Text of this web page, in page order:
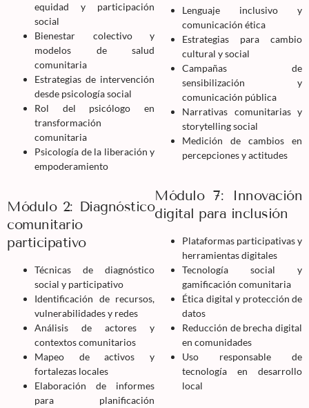
equidad y participación
social
Bienestar colectivo y
modelos de salud
comunitaria
Estrategias de intervención
desde psicología social
Rol del psicólogo en
transformación
comunitaria
Psicología de la liberación y
empoderamiento
Módulo 2: Diagnóstico
comunitario
participativo
Técnicas de diagnóstico
social y participativo
Identificación de recursos,
vulnerabilidades y redes
Análisis de actores y
contextos comunitarios
Mapeo de activos y
fortalezas locales
Elaboración de informes
para planificación
Lenguaje inclusivo y
comunicación ética
Estrategias para cambio
cultural y social
Campañas de
sensibilización y
comunicación pública
Narrativas comunitarias y
storytelling social
Medición de cambios en
percepciones y actitudes
Módulo 7: Innovación
digital para inclusión
Plataformas participativas y
herramientas digitales
Tecnología social y
gamificación comunitaria
Ética digital y protección de
datos
Reducción de brecha digital
en comunidades
Uso responsable de
tecnología en desarrollo
local